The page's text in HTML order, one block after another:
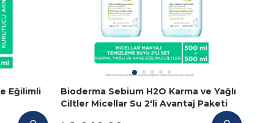
Eğilimli
Bioderma Sebium H2O Karma ve Yağlı
Ciltler Micellar Su 2'li Avantaj Paketi